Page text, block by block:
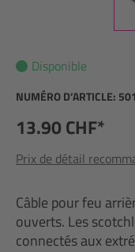
Disponible
NUMÉRO D’ARTICLE:
13.90 CHF*
Prix de détail
Câble pour feu
ouverts. Les
connectés aux